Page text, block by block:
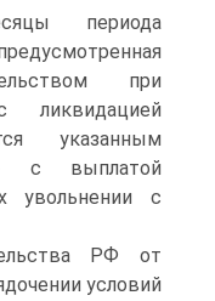
периода
при
указанным
с выплатой
увольнении с
РФ от
условий